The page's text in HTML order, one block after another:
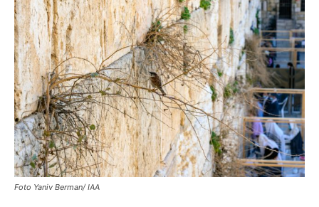
Foto Yaniv Berman/ IAA